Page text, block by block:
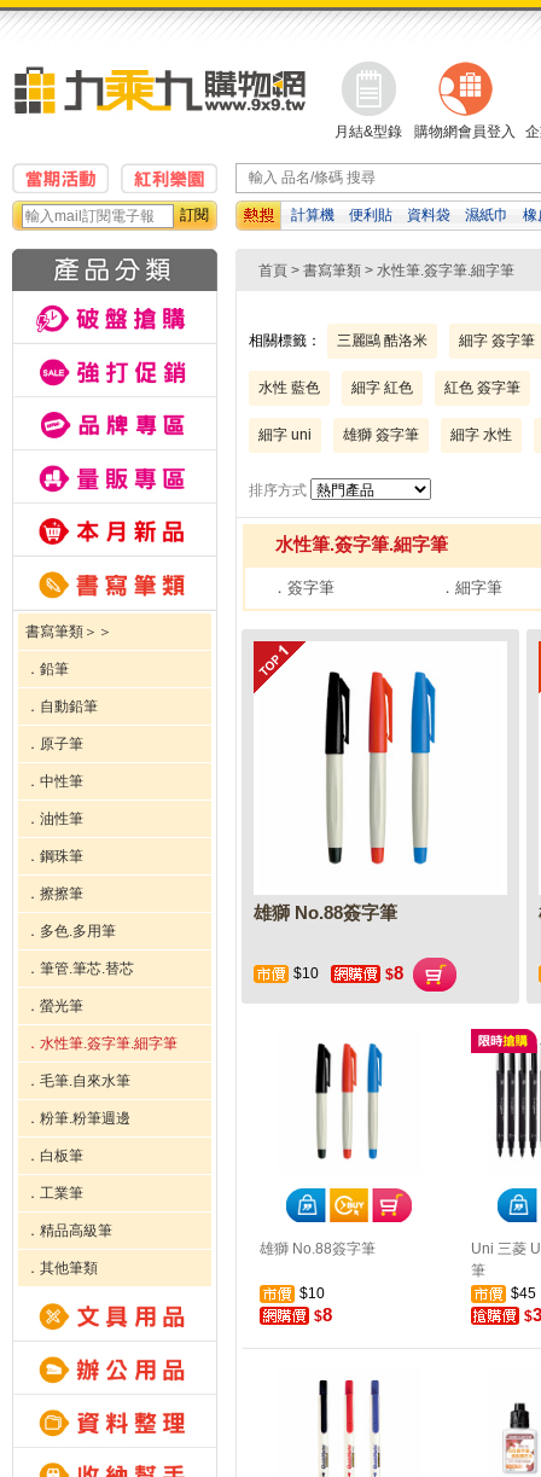
月結&型錄 購物網會員登入
訂閱 計算機 便利貼 資料袋 濕紙巾
橡
書寫筆類＞＞
．鉛筆
．自動鉛筆
．原子筆
．中性筆
．油性筆
．鋼珠筆
．擦擦筆
．多色.多用筆
．筆管.筆芯.替芯
．螢光筆
．水性筆.簽字筆.細字筆
．毛筆.自來水筆
．粉筆.粉筆週邊
．白板筆
．工業筆
．精品高級筆
．其他筆類
首頁 > 書寫筆類 > 水性筆.簽字筆.細字筆
相關標籤： 三麗鷗 酷洛米 細字 簽字筆
水性 藍色 細字 紅色 紅色 簽字筆
細字 uni 雄獅 簽字筆 細字 水性
排序方式
水性筆.簽字筆.細字筆
．簽字筆 ．細字筆
雄獅 No.88簽字筆
$10 $8
雄獅 No.88簽字筆
$10
$8
Uni 三菱
筆
$45
$